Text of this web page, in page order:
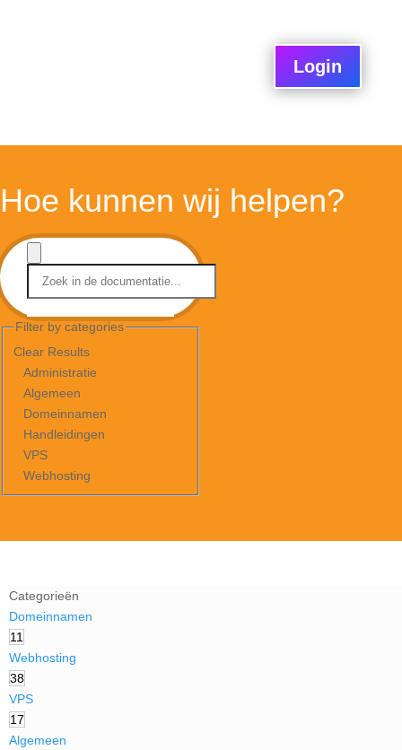
Login
Hoe kunnen wij helpen?
Filter by categories
Clear Results
Administratie
Algemeen
Domeinnamen
Handleidingen
VPS
Webhosting
Categorieën
Domeinnamen
11
Webhosting
38
VPS
17
Algemeen